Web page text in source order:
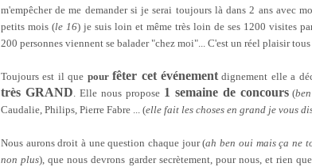
m'empêcher de me demander si je serai toujours là dans 2 ans avec
petits mois (le 16) je suis loin et même très loin de ses 1200 visites
200 personnes viennent se balader "chez moi"... C'est un réel plaisir
Toujours est il que pourfêter cet événementdignement elle a
très GRAND. Elle nous propose 1 semaine de concours(
Caudalie, Philips, Pierre Fabre ... (elle fait les choses en grand je vous
Nous aurons droit à une question chaque jour (ah ben oui mais ça ne
non plus), que nous devrons garder secrètement, pour nous, et rien